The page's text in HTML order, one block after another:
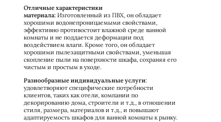
Отличные характеристики
материала: Изготовленный из ПВХ, он обладает
хорошими водонепроницаемыми свойствами,
эффективно противостоит влажной среде ванной
комнаты и не поддается деформации под
воздействием влаги. Кроме того, он обладает
хорошими пылезащитными свойствами, уменьшая
скопление пыли на поверхности шкафа, сохраняя его
чистым и простым в уходе.
Разнообразные индивидуальные услуги:
удовлетворяют специфические потребности
клиентов, таких как отели, компании по
декорированию дома, строители и т.д., в отношении
стиля, размера, материалов и т.д., и повышают
адаптируемость шкафов для ванной комнаты к рынку.